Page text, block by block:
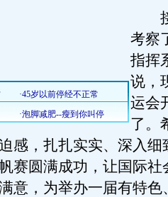
接
考察
指挥
说，
运会
了。
感，扎扎实实、深入细
赛圆满成功，让国际社
意，为举办一届有特色